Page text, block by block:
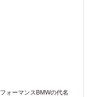
ォーマンスBMWの代名